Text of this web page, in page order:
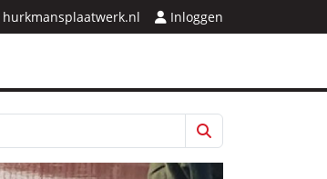
hurkmansplaatwerk.nl Inloggen